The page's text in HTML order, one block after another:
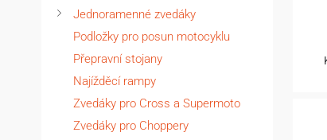
Jednoramenné zvedáky
Podložky pro posun motocyklu
Přepravní stojany
Najížděcí rampy
Zvedáky pro Cross a Supermoto
Zvedáky pro Choppery